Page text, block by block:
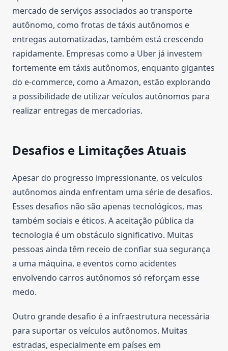
mercado de serviços associados ao transporte
autônomo, como frotas de táxis autônomos e
entregas automatizadas, também está crescendo
rapidamente. Empresas como a Uber já investem
fortemente em táxis autônomos, enquanto gigantes
do e-commerce, como a Amazon, estão explorando
a possibilidade de utilizar veículos autônomos para
realizar entregas de mercadorias.
Desafios e Limitações Atuais
Apesar do progresso impressionante, os veículos
autônomos ainda enfrentam uma série de desafios.
Esses desafios não são apenas tecnológicos, mas
também sociais e éticos. A aceitação pública da
tecnologia é um obstáculo significativo. Muitas
pessoas ainda têm receio de confiar sua segurança
a uma máquina, e eventos como acidentes
envolvendo carros autônomos só reforçam esse
medo.
Outro grande desafio é a infraestrutura necessária
para suportar os veículos autônomos. Muitas
estradas, especialmente em países em